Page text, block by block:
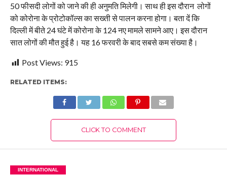
50 फीसदी लोगों को जाने की ही अनुमति मिलेगी। साथ ही इस दौरान लोगों
को कोरोना के प्रोटोकॉल्स का सख्ती से पालन करना होगा। बता दें कि
दिल्ली में बीते 24 घंटे में कोरोना के 124 नए मामले सामने आए। इस दौरान
सात लोगों की मौत हुई है। यह 16 फरवरी के बाद सबसे कम संख्या है।
Post Views: 915
RELATED ITEMS:
CLICK TO COMMENT
INTERNATIONAL